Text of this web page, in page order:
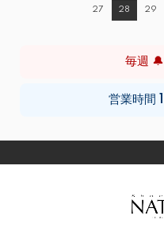
27 28 29
毎週 🔔
営業時間